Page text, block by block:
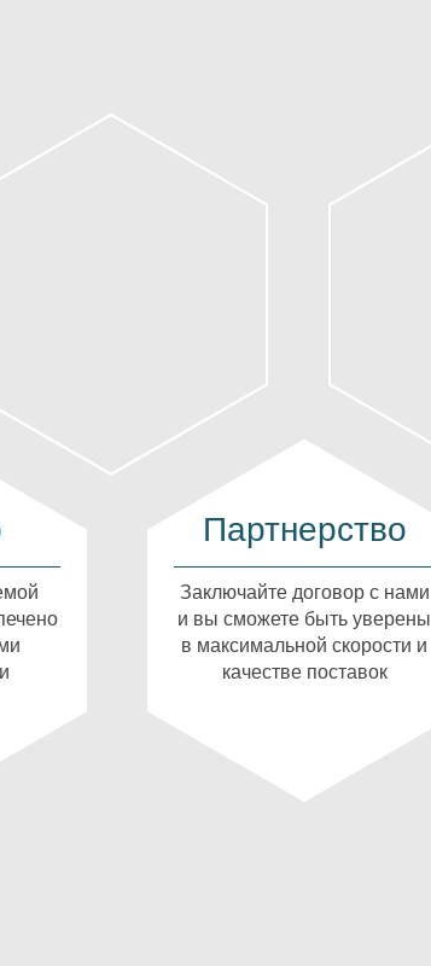
Партнерство
Заключайте договор с нами
и вы сможете быть уверены
в максимальной скорости и
качестве поставок